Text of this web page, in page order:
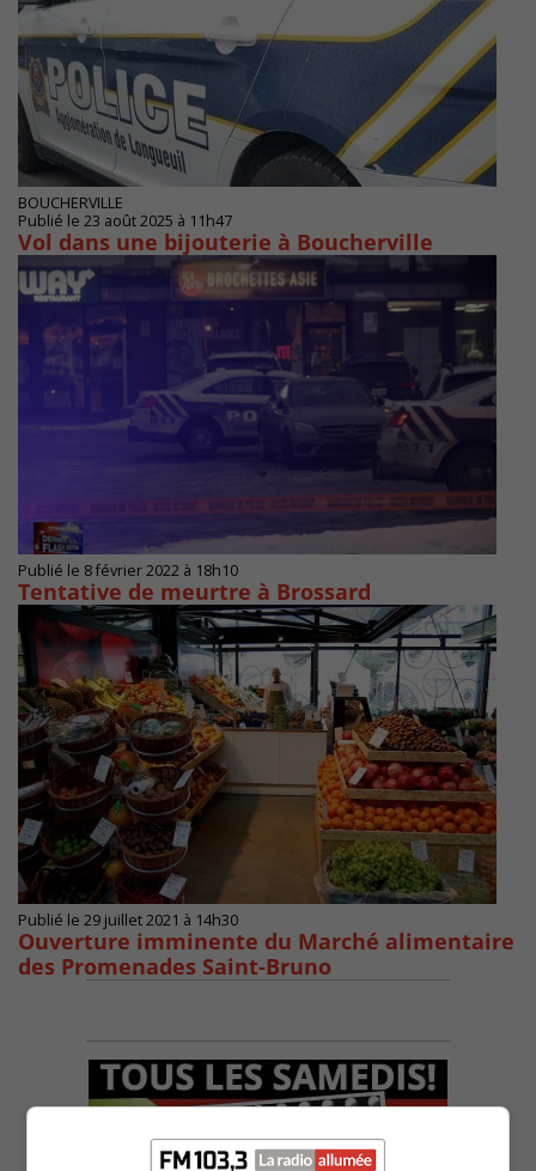
BOUCHERVILLE
Publié le 23 août 2025 à 11h47
Vol dans une bijouterie à Boucherville
Publié le 8 février 2022 à 18h10
Tentative de meurtre à Brossard
Publié le 29 juillet 2021 à 14h30
Ouverture imminente du Marché alimentaire
des Promenades Saint-Bruno